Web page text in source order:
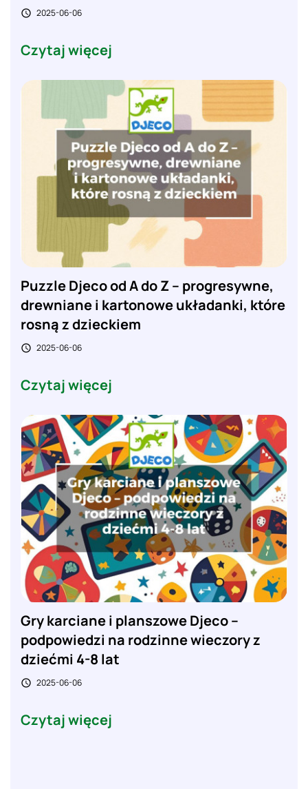
 2025-06-06
Czytaj więcej
Puzzle Djeco od A do Z – progresywne,
drewniane i kartonowe układanki, które
rosną z dzieckiem
 2025-06-06
Czytaj więcej
Gry karciane i planszowe Djeco –
podpowiedzi na rodzinne wieczory z
dziećmi 4-8 lat
 2025-06-06
Czytaj więcej